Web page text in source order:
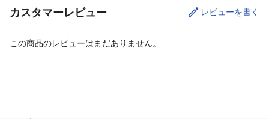
カスタマーレビュー レビューを書く
この商品のレビューはまだありません。